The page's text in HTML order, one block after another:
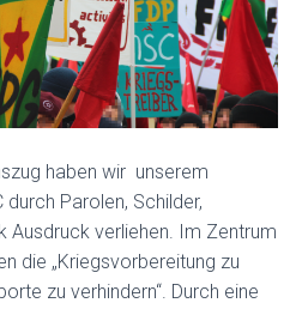
haben wir unserem
Parolen, Schilder,
Ausdruck verliehen. Im Zentrum
die „Kriegsvorbereitung zu
zu verhindern“. Durch eine